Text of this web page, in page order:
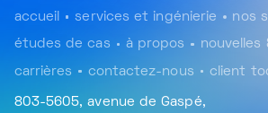
803-5605, avenue de Gaspé,
accueil services et ingénierie nos
études de cas à propos nouvelles
carrières contactez-nous client